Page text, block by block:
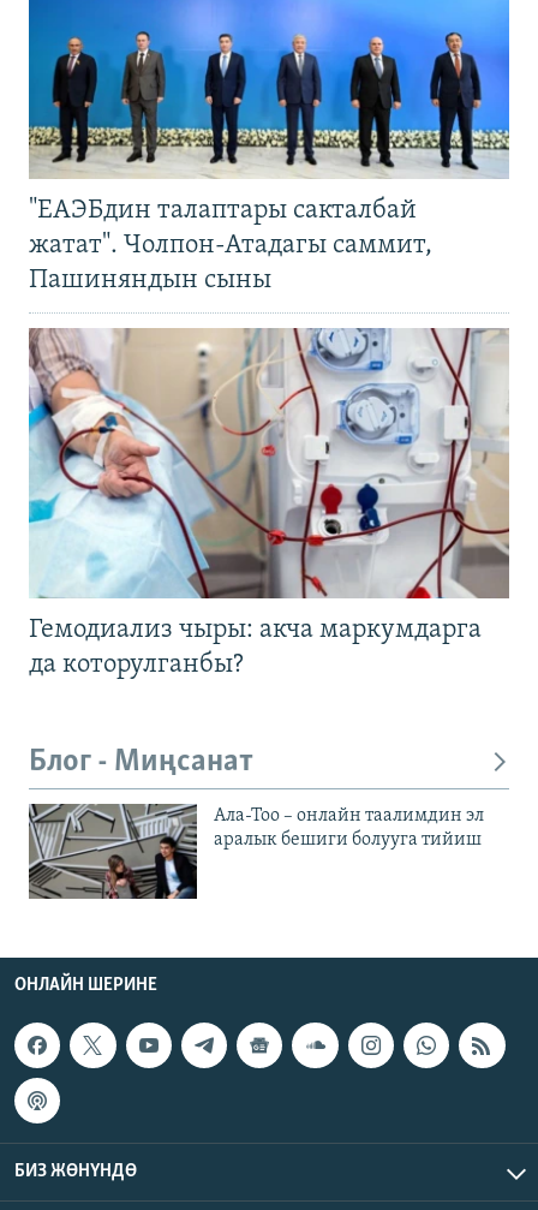
"ЕАЭБдин талаптары сакталбай
жатат". Чолпон-Атадагы саммит,
Пашиняндын сыны
Гемодиализ чыры: акча маркумдарга
да которулганбы?
Блог - Миңсанат
Ала-Тоо – онлайн таалимдин эл
аралык бешиги болууга тийиш
ОНЛАЙН ШЕРИНЕ
БИЗ ЖӨНҮНДӨ